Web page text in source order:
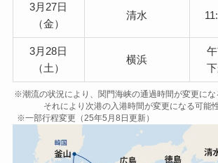
3月27日
（金）
清水
3月28日
（土）
横浜
※潮流の状況により、関門海峡の通過時間が変更にな
それにより次港の入港時間が変更になる可能
※一部行程変更（25年5月